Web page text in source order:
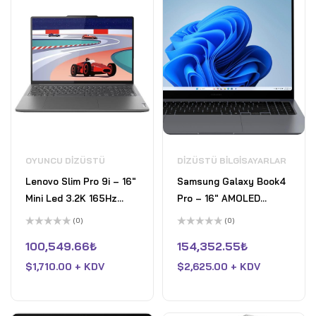
OYUNCU DIZÜSTÜ
Lenovo Slim Pro 9i – 16"
Mini Led 3.2K 165Hz
Dokunmatik Laptop Intel
Nvidia GeForce RTX
4050 32GB LPDDR5X
üzerinden
0
aldı
(0)
100,549.66₺
$1,710.00 + KDV
DIZÜSTÜ BILGISAYARLAR
Samsung Galaxy Book4
Pro – 16" AMOLED
5.18MA 120Hz
Laptop Intel Core Ultra
7 155H Intel Arc
üzerinden
0
aldı
(0)
154,352.55₺
$2,625.00 + KDV